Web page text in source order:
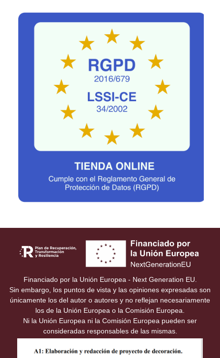
Financiado por la Unión Europea - Next Generation EU.
Sin embargo, los puntos de vista y las opiniones expresadas son
únicamente los del autor o autores y no reflejan necesariamente
los de la Unión Europea o la Comisión Europea.
Ni la Unión Europea ni la Comisión Europea pueden ser
consideradas responsables de las mismas.